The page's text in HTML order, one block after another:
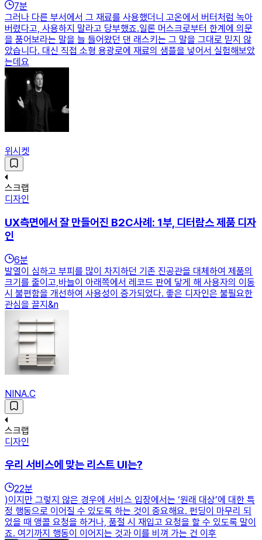
7분
그러나 다른 부서에서 그 재료를 사용했더니 고온에서 버터처럼 녹아
버렸다고, 사용하지 말라고 당부했죠.일론 머스크로부터 한계에 의문
을 품어보라는 말을 늘 들어왔던 댄 래스키는 그 말을 그대로 믿지 않
았습니다. 대신 직접 소형 용광로에 재료의 샘플을 넣어서 실험해보았
는데요
위시켓
스크랩
디자인
UX측면에서 잘 만들어진 B2C사례: 1부, 디터람스 제품 디자
인
6분
발열이 심하고 부피를 많이 차지하던 기존 진공관을 대체하여 제품의
크기를 줄이고,바늘이 아래쪽에서 레코드 판에 닿게 해 사용자의 이동
시 불편함을 개선하여 사용성이 증가되었다. 좋은 디자인은 불필요한
관심을 끌지&n
NINA.C
스크랩
디자인
우리 서비스에 맞는 리스트 UI는?
22분
)이지만 그렇지 않은 경우에 서비스 입장에서는 ‘원래 대상’에 대한 특
정 행동으로 이어질 수 있도록 하는 것이 중요해요. 펀딩이 마무리 되
었을 때 앵콜 요청을 하거나, 품절 시 재입고 요청을 할 수 있도록 말이
죠. 여기까지 행동이 이어지는 것과 이를 비껴 가는 건 이후